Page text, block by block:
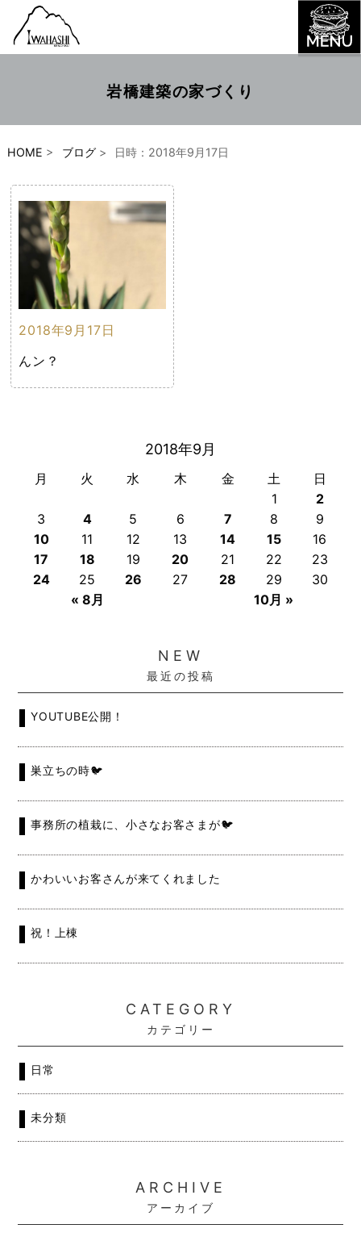
岩橋建築の家づくり
HOME > ブログ> 日時：2018年9月17日
2018年9月
月 火 水 木 金 土 日
« 8月 10月 »
1
2
3
4 5 6 7 8
9
10
11 12 13 14 15
16
17
18 19 20 21 22
23
24
25 26 27 28 29 30
NEW
最近の投稿
YOUTUBE公開！
巣立ちの時🐦
事務所の植栽に、小さなお客さまが🐦
かわいいお客さんが来てくれました
祝！上棟
CATEGORY
カテゴリー
日常
未分類
ARCHIVE
アーカイブ
2018年9月17日
んン？